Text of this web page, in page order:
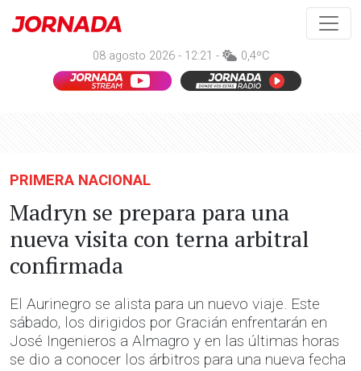
08 agosto 2026 - 12:21 - 0,4ºC
PRIMERA NACIONAL
Madryn se prepara para una
nueva visita con terna arbitral
confirmada
El Aurinegro se alista para un nuevo viaje. Este
sábado, los dirigidos por Gracián enfrentarán en
José Ingenieros a Almagro y en las últimas horas
se dio a conocer los árbitros para una nueva fecha